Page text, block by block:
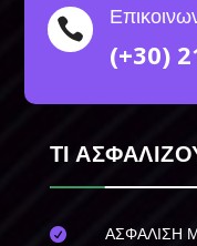

(+30)
ΤΙ
 ΑΣΦΑΛΙΣΗ